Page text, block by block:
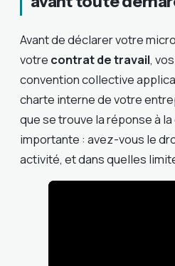
Avant de déclarer votre
votre contrat de travail,
convention collective
charte interne de votre
que se trouve la réponse à
importante : avez-vous le
activité, et dans quelles